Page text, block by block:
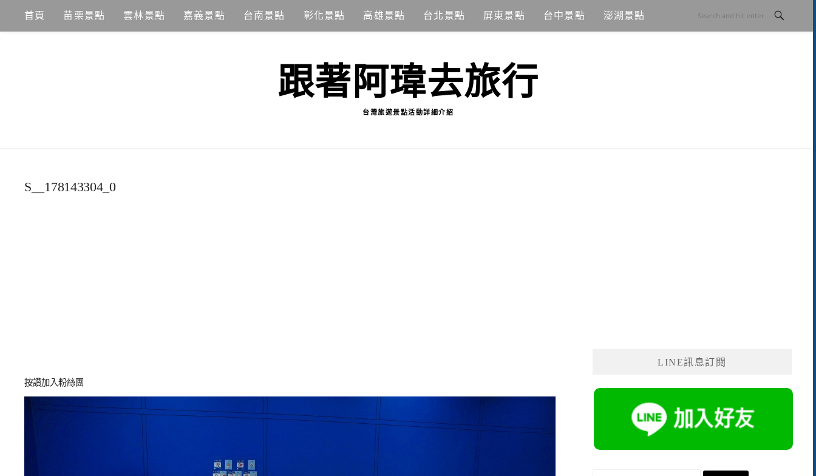
content
首頁 苗栗景點 雲林景點 嘉義景點 台南景點 彰化景點 高雄景點 台北景點 屏東景點 台中景點 澎湖景點
跟著阿瑋去旅行
台灣旅遊景點活動詳細介紹
S__178143304_0
按讚加入粉絲團
LINE訊息訂閱